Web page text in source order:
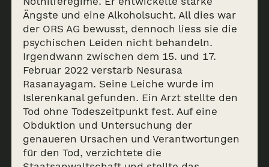
Ängste und eine Alkoholsucht. All dies war
der ORS AG bewusst, dennoch liess sie die
psychischen Leiden nicht behandeln.
Irgendwann zwischen dem 15. und 17.
Februar 2022 verstarb Nesurasa
Rasanayagam. Seine Leiche wurde im
Islerenkanal gefunden. Ein Arzt stellte den
Tod ohne Todeszeitpunkt fest. Auf eine
Obduktion und Untersuchung der
genaueren Ursachen und Verantwortungen
für den Tod, verzichtete die